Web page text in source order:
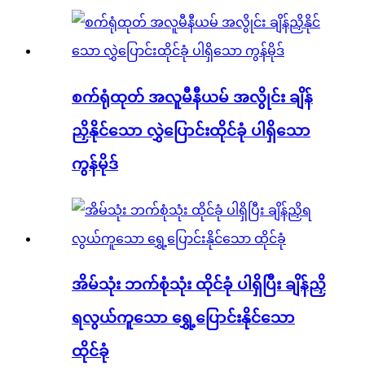
စက်ရုံထုတ် အလူမီနီယမ် အလွိုင်း ချိန်
ညှိနိုင်သော လွှဲပြောင်းထိုင်ခုံ ပါရှိသော
ကွန်မိုဒ်
အိမ်သုံး ဘက်စုံသုံး ထိုင်ခုံ ပါရှိပြီး ချိန်ညှိ
ရလွယ်ကူသော ရွှေ့ပြောင်းနိုင်သော
ထိုင်ခုံ